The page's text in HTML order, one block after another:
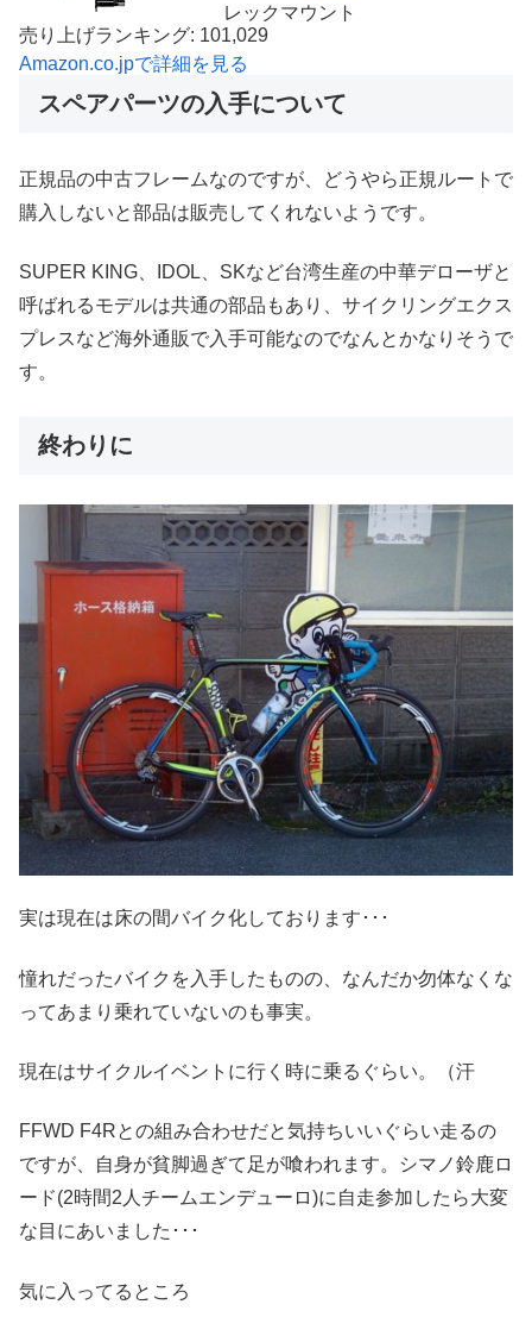
レックマウント
売り上げランキング: 101,029
Amazon.co.jpで詳細を見る
スペアパーツの入手について
正規品の中古フレームなのですが、どうやら正規ルートで
購入しないと部品は販売してくれないようです。
SUPER KING、IDOL、SKなど台湾生産の中華デローザと
呼ばれるモデルは共通の部品もあり、サイクリングエクス
プレスなど海外通販で入手可能なのでなんとかなりそうで
す。
終わりに
実は現在は床の間バイク化しております･･･
憧れだったバイクを入手したものの、なんだか勿体なくな
ってあまり乗れていないのも事実。
現在はサイクルイベントに行く時に乗るぐらい。（汗
FFWD F4Rとの組み合わせだと気持ちいいぐらい走るの
ですが、自身が貧脚過ぎて足が喰われます。シマノ鈴鹿ロ
ード(2時間2人チームエンデューロ)に自走参加したら大変
な目にあいました･･･
気に入ってるところ